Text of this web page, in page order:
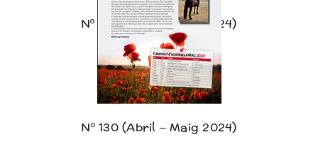
Nº 131 (Juny – Juliol 2024)
Nº 130 (Abril – Maig 2024)